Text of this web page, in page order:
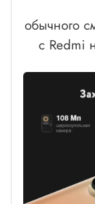
обычного
с Redmi